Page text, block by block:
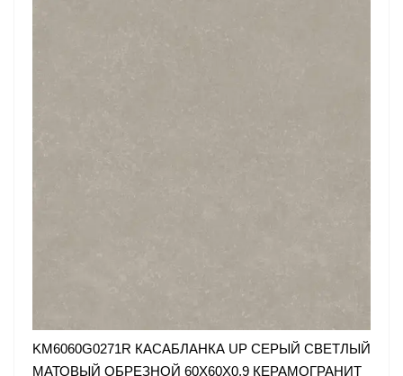
KM6060G0271R КАСАБЛАНКА UP СЕРЫЙ СВЕТЛЫЙ
МАТОВЫЙ ОБРЕЗНОЙ 60X60X0,9 КЕРАМОГРАНИТ